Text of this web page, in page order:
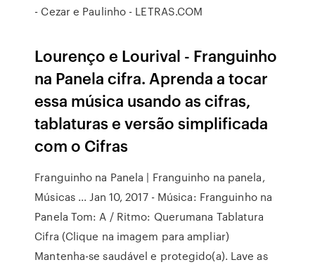
- Cezar e Paulinho - LETRAS.COM
Lourenço e Lourival - Franguinho
na Panela cifra. Aprenda a tocar
essa música usando as cifras,
tablaturas e versão simplificada
com o Cifras
Franguinho na Panela | Franguinho na panela,
Músicas ... Jan 10, 2017 - Música: Franguinho na
Panela Tom: A / Ritmo: Querumana Tablatura
Cifra (Clique na imagem para ampliar)
Mantenha-se saudável e protegido(a). Lave as